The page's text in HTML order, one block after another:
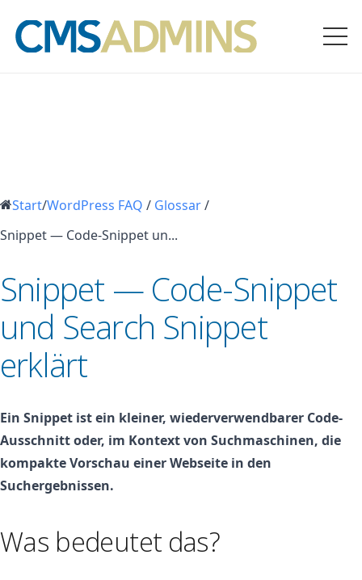
Start/WordPress FAQ / Glossar/
Snippet — Code-Snippet un...
Snippet — Code-Snippet
und Search Snippet
erklärt
Ein Snippet ist ein kleiner, wiederverwendbarer Code-
Ausschnitt oder, im Kontext von Suchmaschinen, die
kompakte Vorschau einer Webseite in den
Suchergebnissen.
Was bedeutet das?